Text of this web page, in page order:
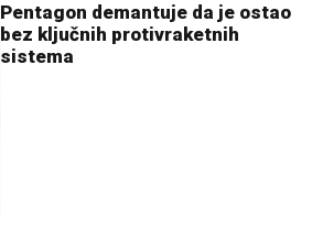
Pentagon demantuje da je ostao
bez ključnih protivraketnih
sistema